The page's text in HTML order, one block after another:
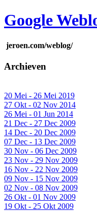
Google
jeroen.com/weblog/
Archieven
20 Mei - 26 Mei 2019
27 Okt - 02 Nov 2014
26 Mei - 01 Jun 2014
21 Dec - 27 Dec 2009
14 Dec - 20 Dec 2009
07 Dec - 13 Dec 2009
30 Nov - 06 Dec 2009
23 Nov - 29 Nov 2009
16 Nov - 22 Nov 2009
09 Nov - 15 Nov 2009
02 Nov - 08 Nov 2009
26 Okt - 01 Nov 2009
19 Okt - 25 Okt 2009